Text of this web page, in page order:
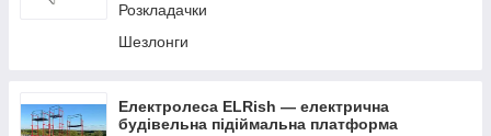
Розкладачки
Шезлонги
Електролеса ELRish — електрична
будівельна підіймальна платформа